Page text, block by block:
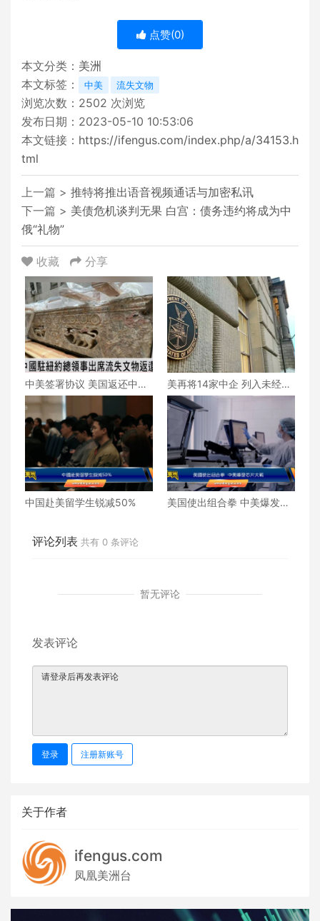
点赞(0)
本文分类： 美洲
本文标签：
中美 流失文物
浏览次数： 2502 次浏览
发布日期：2023-05-10 10:53:06
本文链接： https://ifengus.com/index.php/a/34153.h
tml
上一篇 > 推特将推出语音视频通话与加密私讯
下一篇 > 美债危机谈判无果 白宫：债务违约将成为中
俄“礼物”
收藏 分享
中美签署协议 美国返还中国
2件流失文物
美再将14家中企 列入未经核
实清单
中国赴美留学生锐减50%
美国使出组合拳 中美爆发芯
评论列表 共有 0 条评论
暂无评论
发表评论
登录 注册新账号
关于作者
ifengus.com
凤凰美洲台